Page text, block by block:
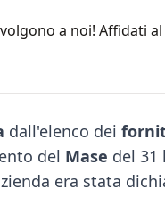
a noi! Affidati
dall'elenco dei
del Mase del
era stata